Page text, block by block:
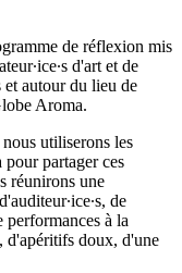
de réflexion mis
d'art et de
et autour du lieu de
Aroma.
utiliserons les
partager ces
réunirons une
de
performances à la
d'apéritifs doux, d'une